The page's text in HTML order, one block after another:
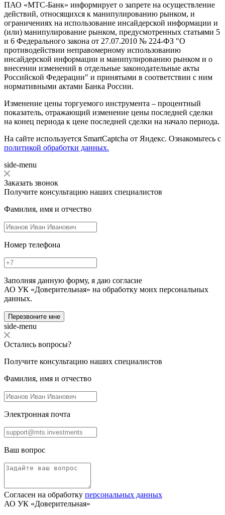
ПАО «МТС-Банк» информирует о запрете на осуществление
действий, относящихся к манипулированию рынком, и
ограничениях на использование инсайдерской информации и
(или) манипулирование рынком, предусмотренных статьями 5
и 6 Федерального закона от 27.07.2010 № 224-ФЗ "О
противодействии неправомерному использованию
инсайдерской информации и манипулированию рынком и о
внесении изменений в отдельные законодательные акты
Российской Федерации" и принятыми в соответствии с ним
нормативными актами Банка России.
Изменение цены торгуемого инструмента – процентный
показатель, отражающий изменение цены последней сделки
на конец периода к цене последней сделки на начало периода.
На сайте используется SmartCaptcha от Яндекс. Ознакомьтесь с
политикой обработки данных.
side-menu
Заказать звонок
Получите консультацию наших специалистов
Фамилия, имя и отчество
Номер телефона
Заполняя данную форму, я даю согласие
АО УК «Доверительная» на обработку моих персональных
данных.
Перезвоните мне
side-menu
Остались вопросы?
Получите консультацию наших специалистов
Фамилия, имя и отчество
Электронная почта
Ваш вопрос
Согласен на обработку персональных данных
АО УК «Доверительная»